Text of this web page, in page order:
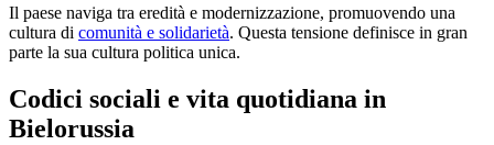
Il paese naviga tra eredità e modernizzazione, promuovendo una
cultura di comunità e solidarietà. Questa tensione definisce in gran
parte la sua cultura politica unica.
Codici sociali e vita quotidiana in
Bielorussia